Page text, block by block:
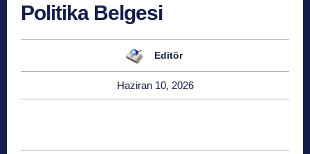
Politika Belgesi
Editör
Haziran 10, 2026